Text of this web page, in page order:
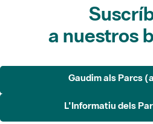
a nuestros
Gaudim als Parcs
L'Informatiu dels